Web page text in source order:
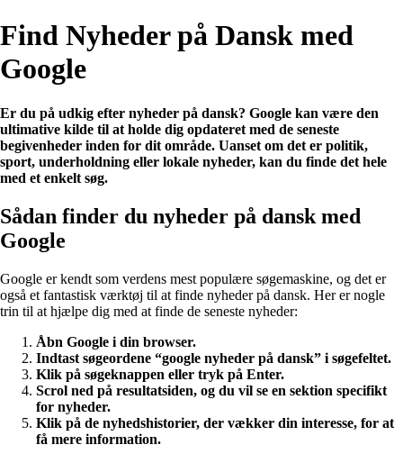
Find Nyheder på Dansk med
Google
Er du på udkig efter nyheder på dansk? Google kan være den
ultimative kilde til at holde dig opdateret med de seneste
begivenheder inden for dit område. Uanset om det er politik,
sport, underholdning eller lokale nyheder, kan du finde det hele
med et enkelt søg.
Sådan finder du nyheder på dansk med
Google
Google er kendt som verdens mest populære søgemaskine, og det er
også et fantastisk værktøj til at finde nyheder på dansk. Her er nogle
trin til at hjælpe dig med at finde de seneste nyheder:
Åbn Google i din browser.
Indtast søgeordene “google nyheder på dansk” i søgefeltet.
Klik på søgeknappen eller tryk på Enter.
Scrol ned på resultatsiden, og du vil se en sektion specifikt
for nyheder.
Klik på de nyhedshistorier, der vækker din interesse, for at
få mere information.